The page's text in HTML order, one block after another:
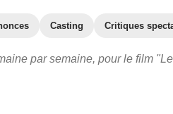
Casting Critiques
par semaine, pour le film